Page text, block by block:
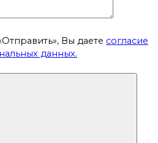
Вы даете согласие
данных.